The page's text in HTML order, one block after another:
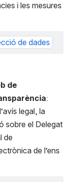
i les mesures
de dades
de
:
legal, la
sobre el Delegat
de
de l’ens